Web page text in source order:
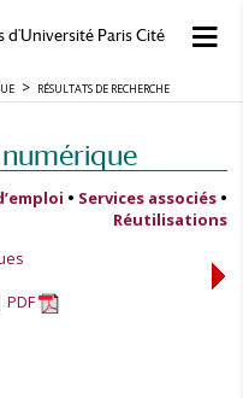
d'Université Paris Cité
RÉSULTATS DE RECHERCHE
• Services associés •
Réutilisations
PDF